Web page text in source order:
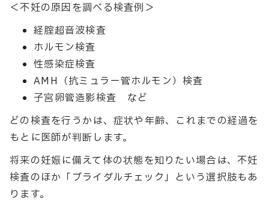
＜不妊の原因を調べる検査例＞
経腟超音波検査
ホルモン検査
性感染症検査
AMH（抗ミュラー管ホルモン）検査
子宮卵管造影検査 など
どの検査を行うかは、症状や年齢、これまでの経過を
もとに医師が判断します。
将来の妊娠に備えて体の状態を知りたい場合は、不妊
検査のほか「ブライダルチェック」という選択肢もあ
ります。